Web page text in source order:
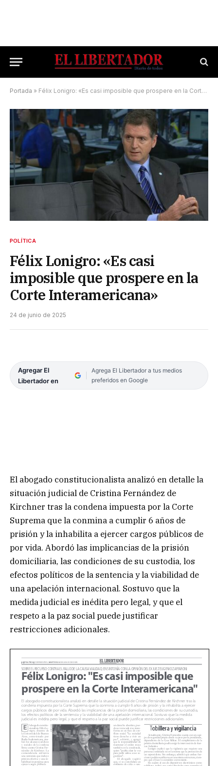
Portada » Félix Lonigro: «Es casi imposible que prospere en la Corte Interamericana»
POLÍTICA
Félix Lonigro: «Es casi
imposible que prospere en la
Corte Interamericana»
24 de junio de 2025
Agregar El
Libertador en
Agrega El Libertador a tus medios
preferidos en Google
El abogado constitucionalista analizó en detalle la
situación judicial de Cristina Fernández de
Kirchner tras la condena impuesta por la Corte
Suprema que la conmina a cumplir 6 años de
prisión y la inhabilita a ejercer cargos públicos de
por vida. Abordó las implicancias de la prisión
domiciliaria, las condiciones de su custodia, los
efectos políticos de la sentencia y la viabilidad de
una apelación internacional. Sostuvo que la
medida judicial es inédita pero legal, y que el
respeto a la paz social puede justificar
restricciones adicionales.